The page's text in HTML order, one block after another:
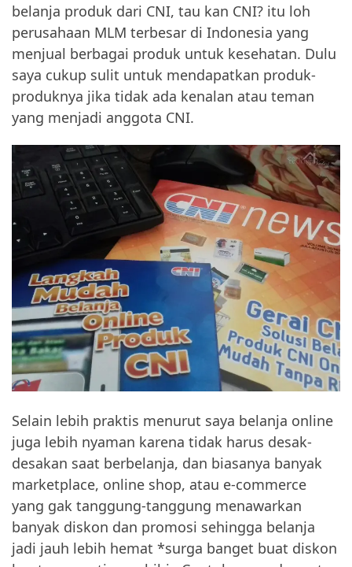
belanja produk dari CNI, tau kan CNI? itu loh
perusahaan MLM terbesar di Indonesia yang
menjual berbagai produk untuk kesehatan. Dulu
saya cukup sulit untuk mendapatkan produk-
produknya jika tidak ada kenalan atau teman
yang menjadi anggota CNI.
Selain lebih praktis menurut saya belanja online
juga lebih nyaman karena tidak harus desak-
desakan saat berbelanja, dan biasanya banyak
marketplace, online shop, atau e-commerce
yang gak tanggung-tanggung menawarkan
banyak diskon dan promosi sehingga belanja
jadi jauh lebih hemat *surga banget buat diskon